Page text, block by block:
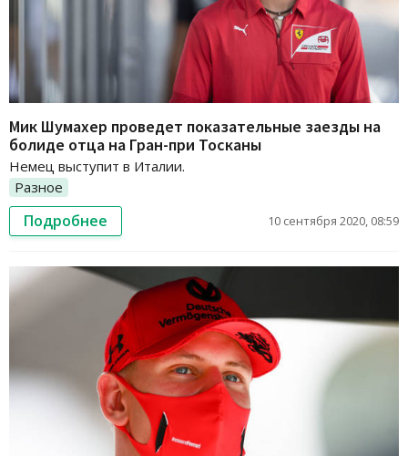
Мик Шумахер проведет показательные заезды на
болиде отца на Гран-при Тосканы
Немец выступит в Италии.
Разное
Подробнее 10 сентября 2020, 08:59